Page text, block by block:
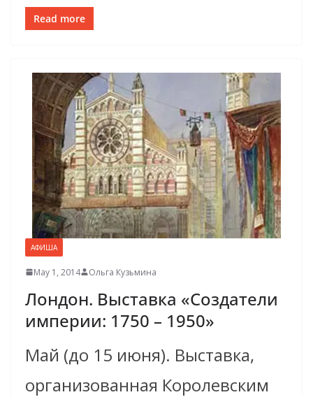
Read more
АФИША
May 1, 2014 Ольга Кузьмина
Лондон. Выставка «Создатели
империи: 1750 – 1950»
Май (до 15 июня). Выставка,
организованная Королевским